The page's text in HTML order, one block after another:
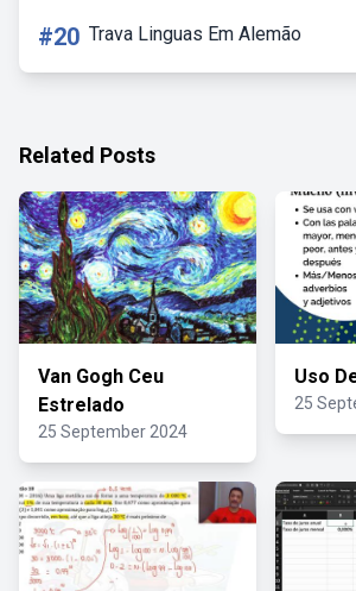
#20 Trava Linguas Em Alemão
Related Posts
Van Gogh Ceu
Estrelado
25 September 2024
Uso
25